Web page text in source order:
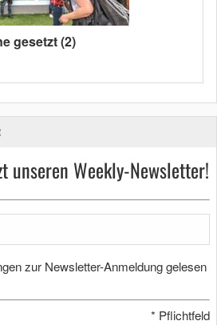
gesetzt (2)
unseren Weekly-Newsletter!
zur Newsletter-Anmeldung gelesen
* Pflichtfeld